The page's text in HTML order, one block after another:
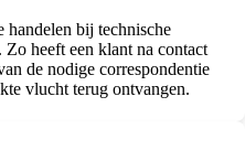
bij technische
heeft een klant na contact
de nodige correspondentie
vlucht terug ontvangen.